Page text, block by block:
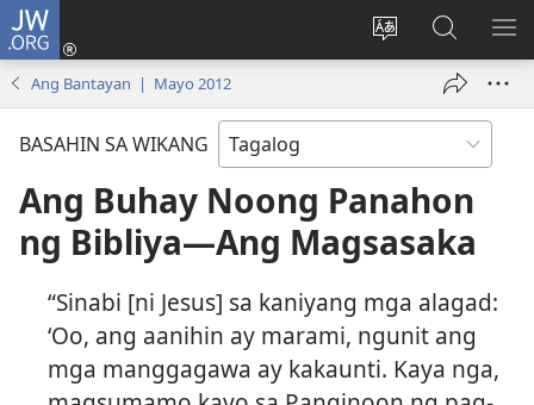
JW.ORG
Baguhin
ng
Mag-
log
bubukas
bagong
window)
sa
JW.ORG
Ang Bantayan | Mayo 2012
BASAHIN SA WIKANG
Ang Buhay Noong Panahon
ng Bibliya—Ang Magsasaka
“Sinabi [ni Jesus] sa kaniyang mga alagad:
‘Oo, ang aanihin ay marami, ngunit ang
mga manggagawa ay kakaunti. Kaya nga,